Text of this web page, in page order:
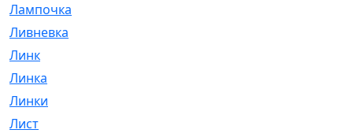
Лампочка
Ливневка
Линк
Линка
Линки
Лист